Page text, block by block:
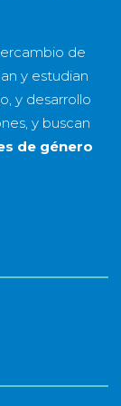
de
y estudian
y desarrollo
y buscan
de género